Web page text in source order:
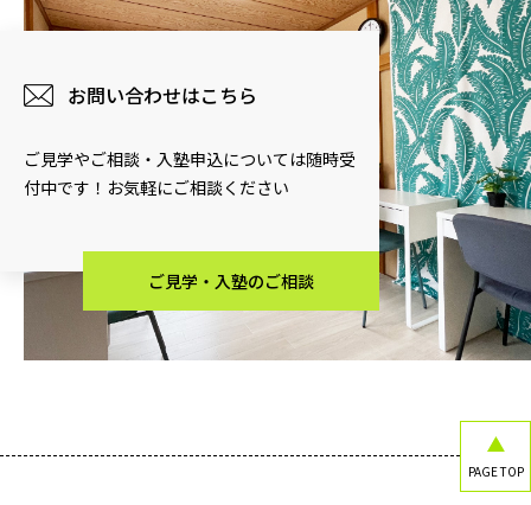
お問い合わせはこちら
ご見学やご相談・入塾申込については随時受
付中です！お気軽にご相談ください
ご見学・入塾のご相談
PAGE TOP